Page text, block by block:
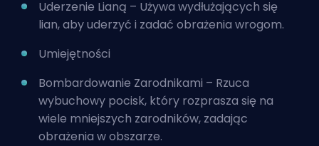
Uderzenie Lianą – Używa wydłużających się
lian, aby uderzyć i zadać obrażenia wrogom.
Umiejętności
Bombardowanie Zarodnikami – Rzuca
wybuchowy pocisk, który rozprasza się na
wiele mniejszych zarodników, zadając
obrażenia w obszarze.